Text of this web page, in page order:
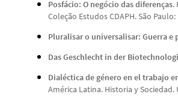
Posfácio: O negócio das diferenças.
Coleção Estudos CDAPH. São
Pluralisar o universalisar: Guerra e
Das Geschlecht in der
Dialéctica de género en el trabajo
América Latina. Historia y Sociedad.